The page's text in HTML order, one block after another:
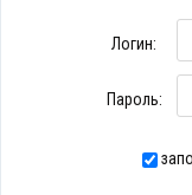
Логин:
Пароль: